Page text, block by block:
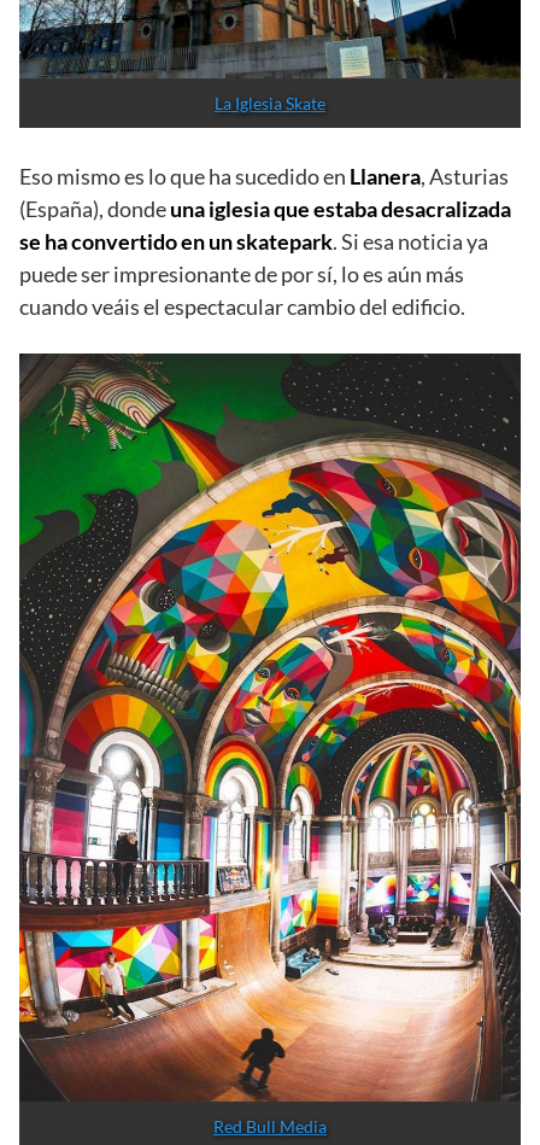
Muchos edificios que quedan abandonados o que ya
no cumplen un importante papel como lo hacían
antaño, pueden convertirse en nuevos centros, ya
acaba siendo, la mayoría de veces, más económico que
construir uno nuevo, y siademás podemos hacer una
obra de arte por el camino, mucho mejor.
La Iglesia Skate
Eso mismo es lo que ha sucedido enLlanera, Asturias
(España), dondeuna iglesia que estaba desacralizada
se ha convertido en un skatepark. Si esa noticia ya
puede ser impresionante de por sí, lo es aún más
cuando veáis el espectacular cambio del edificio.